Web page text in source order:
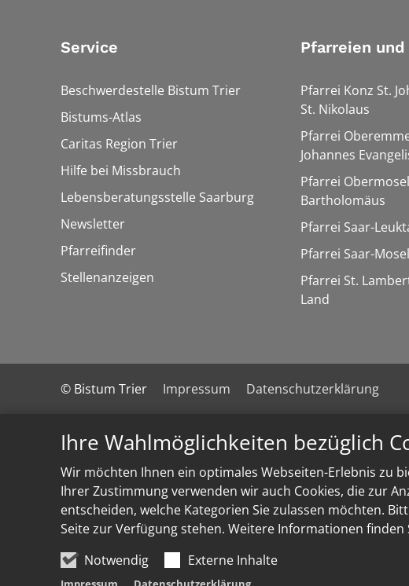
Ihre Wahlmöglichkeiten bezüglich
Wir möchten Ihnen ein optimales Webseiten-Erlebnis zu
Ihrer Zustimmung verwenden wir auch Cookies, die zur
entscheiden, welche Kategorien Sie zulassen möchten.
Seite zur Verfügung stehen. Weitere Informationen finden
Notwendig
Externe Inhalte
Service
Beschwerdestelle Bistum Trier
Bistums-Atlas
Caritas Region Trier
Hilfe bei Missbrauch
Lebensberatungsstelle Saarburg
Newsletter
Pfarreifinder
Stellenanzeigen
Pfarreien
Pfarrei Konz St.
St. Nikolaus
Pfarrei
Johannes
Pfarrei
Bartholomäus
Pfarrei Saar-
Pfarrei Saar-
Pfarrei St.
Land
© Bistum Trier Impressum Datenschutzerklärung